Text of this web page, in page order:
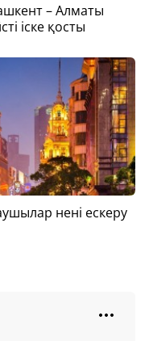
– Алматы
іске қосты
нені ескеру